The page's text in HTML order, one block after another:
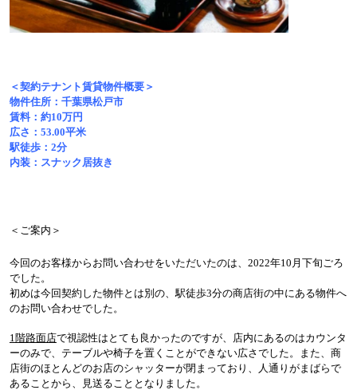
＜契約テナント賃貸物件概要＞
物件住所：千葉県松戸市
賃料：約10万円
広さ： 53.00平米
駅徒歩： 2分
内装：スナック居抜き
＜ご案内＞
今回のお客様からお問い合わせをいただいたのは、 2022年10 月下旬ごろ
でした。
初めは今回契約した物件とは別の、駅徒歩3分の商店街の中にある物件へ
のお問い合わせでした。
1 階路面店で視認性はとても良かったのですが、店内にあるのはカウンタ
ーのみで、テーブルや椅子を置くことができない広さでした。また、商
店街のほとんどのお店のシャッターが閉まっており、人通りがまばらで
あることから、見送ることとなりました。